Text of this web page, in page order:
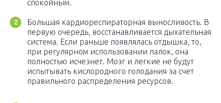
спокойным.
Большая кардиореспираторная выносливость. В
первую очередь, восстанавливается дыхательная
система. Если раньше появлялась отдышка, то,
при регулярном использовании палок, она
полностью исчезнет. Мозг и легкие не будут
испытывать кислородного голодания за счет
правильного распределения ресурсов.